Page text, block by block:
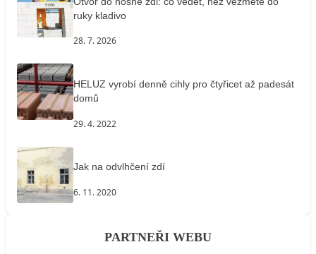
ruky kladivo
28. 7. 2026
HELUZ vyrobí denně cihly pro čtyřicet až padesát
domů
29. 4. 2022
Jak na odvlhčení zdí
6. 11. 2020
PARTNEŘI WEBU